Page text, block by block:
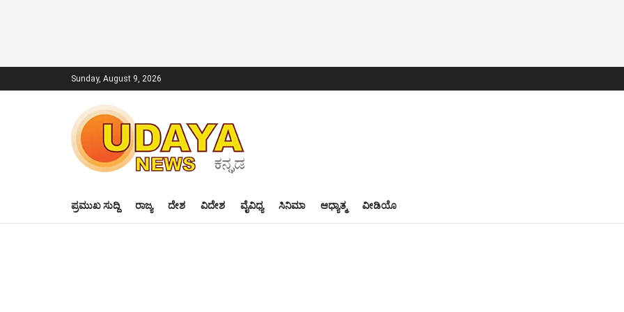
Sunday, August 9, 2026
ಪ್ರಮುಖ ಸುದ್ದಿ ರಾಜ್ಯ ದೇಶ ವಿದೇಶ ವೈವಿಧ್ಯ ಸಿನಿಮಾ ಆಧ್ಯಾತ್ಮ ವೀಡಿಯೊ